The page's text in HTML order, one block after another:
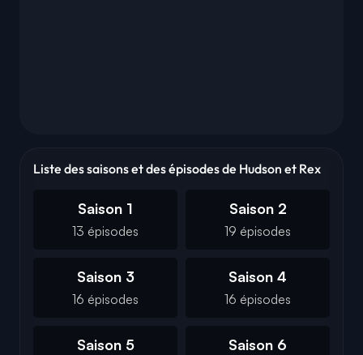
Liste des saisons et des épisodes de Hudson et Rex
Saison 1
13 épisodes
Saison 2
19 épisodes
Saison 3
16 épisodes
Saison 4
16 épisodes
Saison 5 Saison 6